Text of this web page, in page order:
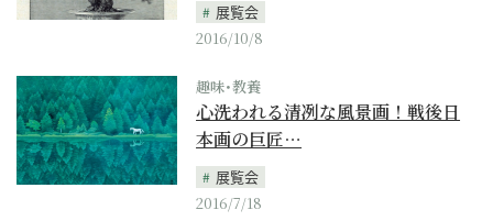
展覧会
2016/10/8
趣味･教養
心洗われる清冽な風景画！戦後日
本画の巨匠…
展覧会
2016/7/18